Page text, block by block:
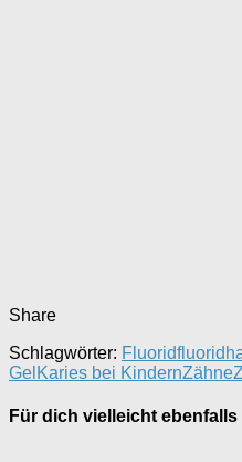
Share
Schlagwörter: Fluorid
Gel Karies bei KindernZähne
Für dich vielleicht